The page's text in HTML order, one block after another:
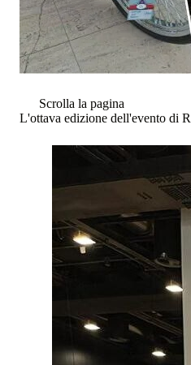
Scrolla la pagina
L'ottava edizione dell'evento di